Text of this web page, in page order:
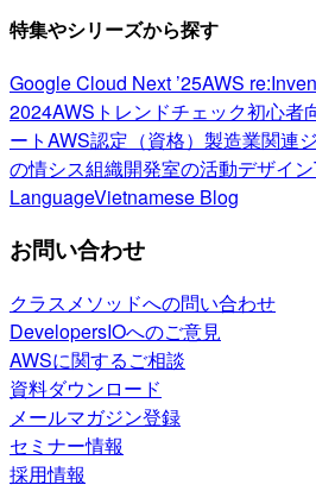
特集やシリーズから探す
Google Cloud Next ’25AWS
2024AWSトレンドチェック初心者
ートAWS認定（資格） 製造業関連
の情シス組織開発室の活動デザイン
LanguageVietnamese Blog
お問い合わせ
クラスメソッドへの問い合わせ
DevelopersIOへのご意見
AWSに関するご相談
資料ダウンロード
メールマガジン登録
セミナー情報
採用情報